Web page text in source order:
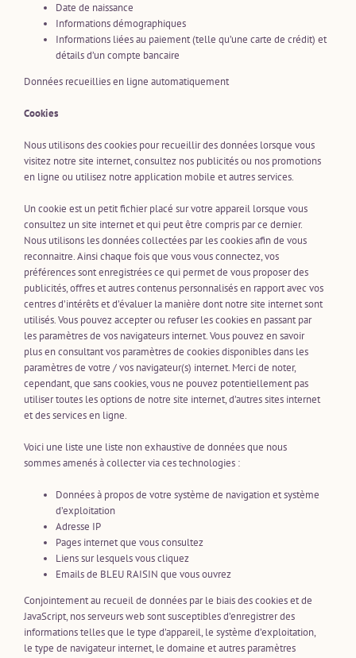
Date de naissance
Informations démographiques
Informations liées au paiement (telle qu’une carte de crédit) et
détails d’un compte bancaire
Données recueillies en ligne automatiquement
Cookies
Nous utilisons des cookies pour recueillir des données lorsque vous
visitez notre site internet, consultez nos publicités ou nos promotions
en ligne ou utilisez notre application mobile et autres services.
Un cookie est un petit fichier placé sur votre appareil lorsque vous
consultez un site internet et qui peut être compris par ce dernier.
Nous utilisons les données collectées par les cookies afin de vous
reconnaitre. Ainsi chaque fois que vous vous connectez, vos
préférences sont enregistrées ce qui permet de vous proposer des
publicités, offres et autres contenus personnalisés en rapport avec vos
centres d’intérêts et d’évaluer la manière dont notre site internet sont
utilisés. Vous pouvez accepter ou refuser les cookies en passant par
les paramètres de vos navigateurs internet. Vous pouvez en savoir
plus en consultant vos paramètres de cookies disponibles dans les
paramètres de votre / vos navigateur(s) internet. Merci de noter,
cependant, que sans cookies, vous ne pouvez potentiellement pas
utiliser toutes les options de notre site internet, d’autres sites internet
et des services en ligne.
Voici une liste une liste non exhaustive de données que nous
sommes amenés à collecter via ces technologies :
Données à propos de votre système de navigation et système
d’exploitation
Adresse IP
Pages internet que vous consultez
Liens sur lesquels vous cliquez
Emails de BLEU RAISIN que vous ouvrez
Conjointement au recueil de données par le biais des cookies et de
JavaScript, nos serveurs web sont susceptibles d’enregistrer des
informations telles que le type d’appareil, le système d’exploitation,
le type de navigateur internet, le domaine et autres paramètres